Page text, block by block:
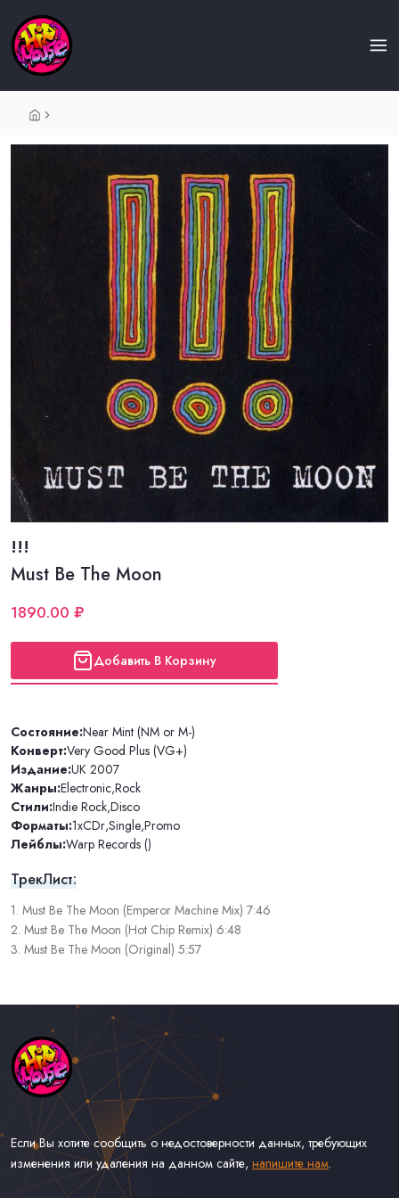
!!!
Must Be The Moon
1890.00 ₽
Добавить В Корзину
Состояние:Near Mint (NM or M-)
Конверт:Very Good Plus (VG+)
Издание:UK 2007
Жанры:Electronic,Rock
Стили:Indie Rock,Disco
Форматы:1xCDr,Single,Promo
Лейблы:Warp Records ()
ТрекЛист:
1. Must Be The Moon (Emperor Machine Mix) 7:46
2. Must Be The Moon (Hot Chip Remix) 6:48
3. Must Be The Moon (Original) 5:57
Если Вы хотите сообщить о недостоверности данных, требующих
изменения или удаления на данном сайте, напишите нам.